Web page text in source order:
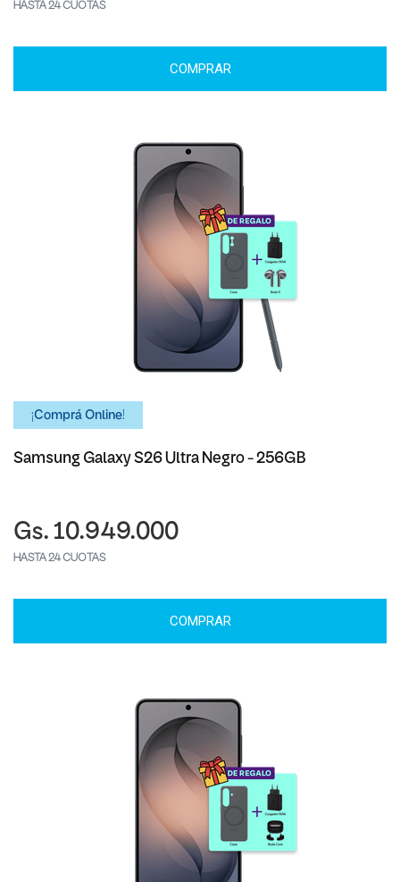
HASTA 24 CUOTAS
COMPRAR
¡Comprá Online!
Samsung Galaxy S26 Ultra Negro - 256GB
Gs. 10.949.000
HASTA 24 CUOTAS
COMPRAR